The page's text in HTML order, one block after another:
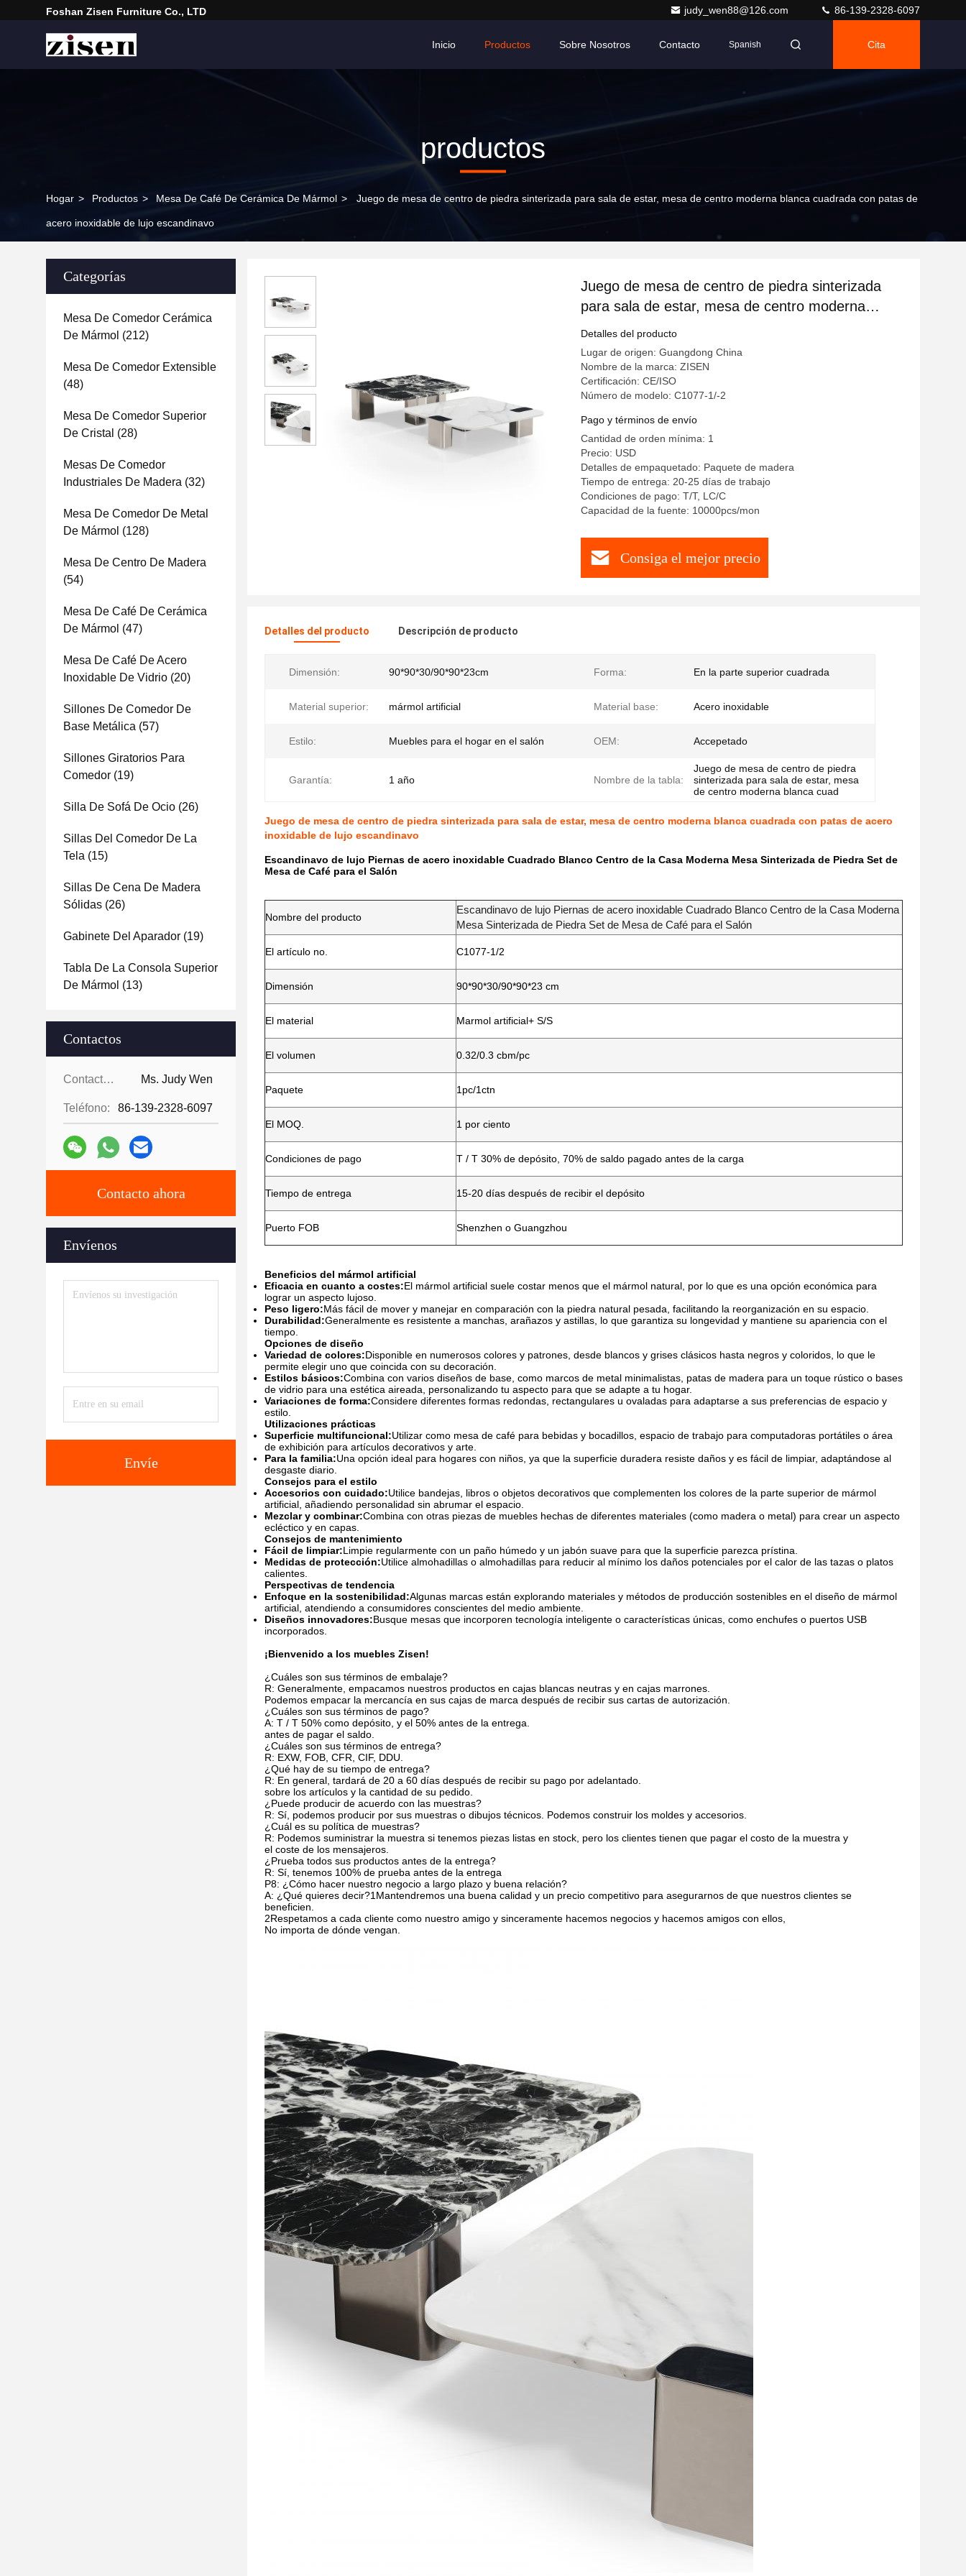
Foshan Zisen Furniture Co., LTD judy_wen88@126.com 86-139-2328-6097
Inicio Productos Sobre Nosotros Contacto Spanish Cita
productos
Hogar > Productos > Mesa De Café De Cerámica De Mármol > Juego de mesa de centro de piedra sinterizada para sala de estar, mesa de centro moderna blanca cuadrada con patas de
acero inoxidable de lujo escandinavo
Categorías
Mesa De Comedor Cerámica
De Mármol (212)
Mesa De Comedor Extensible
(48)
Mesa De Comedor Superior
De Cristal (28)
Mesas De Comedor
Industriales De Madera (32)
Mesa De Comedor De Metal
De Mármol (128)
Mesa De Centro De Madera
(54)
Mesa De Café De Cerámica
De Mármol (47)
Mesa De Café De Acero
Inoxidable De Vidrio (20)
Sillones De Comedor De
Base Metálica (57)
Sillones Giratorios Para
Comedor (19)
Silla De Sofá De Ocio (26)
Sillas Del Comedor De La
Tela (15)
Sillas De Cena De Madera
Sólidas (26)
Gabinete Del Aparador (19)
Tabla De La Consola Superior
De Mármol (13)
Contactos
Contactos: Ms. Judy Wen
Teléfono: 86-139-2328-6097
Contacto ahora
Envíenos
Envíe
Juego de mesa de centro de piedra sinterizada
para sala de estar, mesa de centro moderna
blanca cuadrada con patas de acero inoxidable de
lujo escandinavo
Detalles del producto
Lugar de origen: Guangdong China
Nombre de la marca: ZISEN
Certificación: CE/ISO
Número de modelo: C1077-1/-2
Pago y términos de envío
Cantidad de orden mínima: 1
Precio: USD
Detalles de empaquetado: Paquete de madera
Tiempo de entrega: 20-25 días de trabajo
Condiciones de pago: T/T, LC/C
Capacidad de la fuente: 10000pcs/mon
Consiga el mejor precio
Detalles del producto Descripción de producto
Dimensión: 90*90*30/90*90*23cm Forma: En la parte superior cuadrada
Material superior: mármol artificial Material base: Acero inoxidable
Estilo: Muebles para el hogar en el salón OEM: Accepetado
Garantía: 1 año Nombre de la tabla:
Juego de mesa de centro de piedra
sinterizada para sala de estar, mesa
de centro moderna blanca cuad
Juego de mesa de centro de piedra sinterizada para sala de estar, mesa de centro moderna blanca cuadrada con patas de acero
inoxidable de lujo escandinavo
Escandinavo de lujo Piernas de acero inoxidable Cuadrado Blanco Centro de la Casa Moderna Mesa Sinterizada de Piedra Set de
Mesa de Café para el Salón
Nombre del producto
Escandinavo de lujo Piernas de acero inoxidable Cuadrado Blanco Centro de la Casa Moderna
Mesa Sinterizada de Piedra Set de Mesa de Café para el Salón
El artículo no. C1077-1/2
Dimensión 90*90*30/90*90*23 cm
El material Marmol artificial+ S/S
El volumen 0.32/0.3 cbm/pc
Paquete 1pc/1ctn
El MOQ. 1 por ciento
Condiciones de pago T / T 30% de depósito, 70% de saldo pagado antes de la carga
Tiempo de entrega 15-20 días después de recibir el depósito
Puerto FOB Shenzhen o Guangzhou
Beneficios del mármol artificial
Eficacia en cuanto a costes:El mármol artificial suele costar menos que el mármol natural, por lo que es una opción económica para
lograr un aspecto lujoso.
Peso ligero:Más fácil de mover y manejar en comparación con la piedra natural pesada, facilitando la reorganización en su espacio.
Durabilidad:Generalmente es resistente a manchas, arañazos y astillas, lo que garantiza su longevidad y mantiene su apariencia con el
tiempo.
Opciones de diseño
Variedad de colores:Disponible en numerosos colores y patrones, desde blancos y grises clásicos hasta negros y coloridos, lo que le
permite elegir uno que coincida con su decoración.
Estilos básicos:Combina con varios diseños de base, como marcos de metal minimalistas, patas de madera para un toque rústico o bases
de vidrio para una estética aireada, personalizando tu aspecto para que se adapte a tu hogar.
Variaciones de forma:Considere diferentes formas redondas, rectangulares u ovaladas para adaptarse a sus preferencias de espacio y
estilo.
Utilizaciones prácticas
Superficie multifuncional:Utilizar como mesa de café para bebidas y bocadillos, espacio de trabajo para computadoras portátiles o área
de exhibición para artículos decorativos y arte.
Para la familia:Una opción ideal para hogares con niños, ya que la superficie duradera resiste daños y es fácil de limpiar, adaptándose al
desgaste diario.
Consejos para el estilo
Accesorios con cuidado:Utilice bandejas, libros o objetos decorativos que complementen los colores de la parte superior de mármol
artificial, añadiendo personalidad sin abrumar el espacio.
Mezclar y combinar:Combina con otras piezas de muebles hechas de diferentes materiales (como madera o metal) para crear un aspecto
ecléctico y en capas.
Consejos de mantenimiento
Fácil de limpiar:Limpie regularmente con un paño húmedo y un jabón suave para que la superficie parezca prístina.
Medidas de protección:Utilice almohadillas o almohadillas para reducir al mínimo los daños potenciales por el calor de las tazas o platos
calientes.
Perspectivas de tendencia
Enfoque en la sostenibilidad:Algunas marcas están explorando materiales y métodos de producción sostenibles en el diseño de mármol
artificial, atendiendo a consumidores conscientes del medio ambiente.
Diseños innovadores:Busque mesas que incorporen tecnología inteligente o características únicas, como enchufes o puertos USB
incorporados.
¡Bienvenido a los muebles Zisen!
¿Cuáles son sus términos de embalaje?
R: Generalmente, empacamos nuestros productos en cajas blancas neutras y en cajas marrones.
Podemos empacar la mercancía en sus cajas de marca después de recibir sus cartas de autorización.
¿Cuáles son sus términos de pago?
A: T / T 50% como depósito, y el 50% antes de la entrega.
antes de pagar el saldo.
¿Cuáles son sus términos de entrega?
R: EXW, FOB, CFR, CIF, DDU.
¿Qué hay de su tiempo de entrega?
R: En general, tardará de 20 a 60 días después de recibir su pago por adelantado.
sobre los artículos y la cantidad de su pedido.
¿Puede producir de acuerdo con las muestras?
R: Sí, podemos producir por sus muestras o dibujos técnicos. Podemos construir los moldes y accesorios.
¿Cuál es su política de muestras?
R: Podemos suministrar la muestra si tenemos piezas listas en stock, pero los clientes tienen que pagar el costo de la muestra y
el coste de los mensajeros.
¿Prueba todos sus productos antes de la entrega?
R: Sí, tenemos 100% de prueba antes de la entrega
P8: ¿Cómo hacer nuestro negocio a largo plazo y buena relación?
A: ¿Qué quieres decir?1Mantendremos una buena calidad y un precio competitivo para asegurarnos de que nuestros clientes se
beneficien.
2Respetamos a cada cliente como nuestro amigo y sinceramente hacemos negocios y hacemos amigos con ellos,
No importa de dónde vengan.